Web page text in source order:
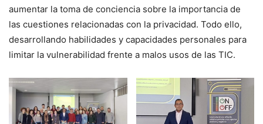
aumentar la toma de conciencia sobre la importancia de
las cuestiones relacionadas con la privacidad. Todo ello,
desarrollando habilidades y capacidades personales para
limitar la vulnerabilidad frente a malos usos de las TIC.